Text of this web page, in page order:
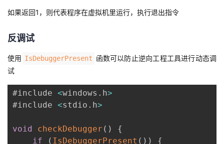
如果返回1，则代表程序在虚拟机里运行，执行退出指令
反调试
使用 IsDebuggerPresent 函数可以防止逆向工程工具进行动态调
试
#include <windows . h>
#include <stdio . h>
void checkDebugger ( )
{
if
( IsDebuggerPresent ( ) )
{